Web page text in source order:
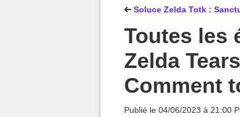
Soluce Zelda Totk :
Toutes les
Zelda
Comment
Publié le 04/06/2023 à 21:00